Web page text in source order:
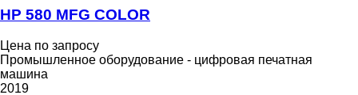
HP 580 MFG COLOR
Цена по запросу
Промышленное оборудование - цифровая печатная
машина
2019